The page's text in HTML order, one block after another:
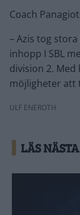
Coach
– Azis tog
inhopp I SBL
division 2.
möjligheter att
ULF ENEROTH
LÄS NÄSTA